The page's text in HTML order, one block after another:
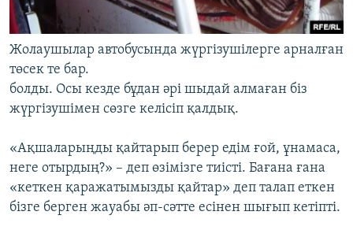
Жолаушылар автобусында жүргізушілерге арналған
төсек те бар.
болды. Осы кезде бұдан әрі шыдай алмаған біз
жүргізушімен сөзге келісіп қалдық.
«Ақшаларыңды қайтарып берер едім ғой, ұнамаса,
неге отырдың?» – деп өзімізге тиісті. Бағана ғана
«кеткен қаражатымызды қайтар» деп талап еткен
бізге берген жауабы әп-сәтте есінен шығып кетіпті.